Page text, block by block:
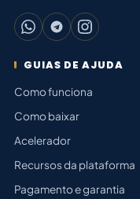
GUIAS DE AJUDA
Como funciona
Como baixar
Acelerador
Recursos da plataforma
Pagamento e garantia